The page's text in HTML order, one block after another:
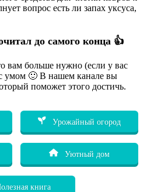
вопрос есть ли запах уксуса,
до самого конца 👍
вам больше нужно (если у вас
умом 🙂 В нашем канале вы
поможет этого достичь.
Урожайный огород
Уютный дом
книга